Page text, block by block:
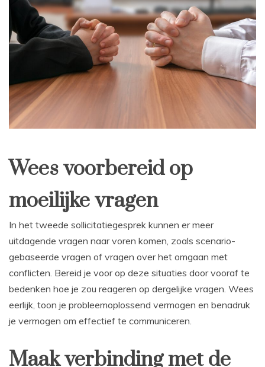
Wees voorbereid op
moeilijke vragen
In het tweede sollicitatiegesprek kunnen er meer
uitdagende vragen naar voren komen, zoals scenario-
gebaseerde vragen of vragen over het omgaan met
conflicten. Bereid je voor op deze situaties door vooraf te
bedenken hoe je zou reageren op dergelijke vragen. Wees
eerlijk, toon je probleemoplossend vermogen en benadruk
je vermogen om effectief te communiceren.
Maak verbinding met de